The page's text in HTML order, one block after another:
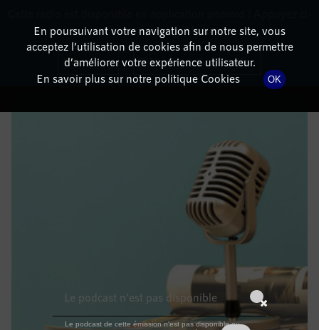
DÉTAILS DE L'ÉPISODE
23 septembre 2022à 9h59, durée : Invalid date
En poursuivant votre navigation sur notre site, vous
acceptez l’utilisation de cookies afin de nous permettre
d’améliorer votre expérience utilisateur.
En savoir plus sur notre politique Cookies
OK
dessous pour l'installer.
Non merci Télécharger l'application
Le podcast n'est pas disponible
Le podcast de cette émission n'est pas disponible ou